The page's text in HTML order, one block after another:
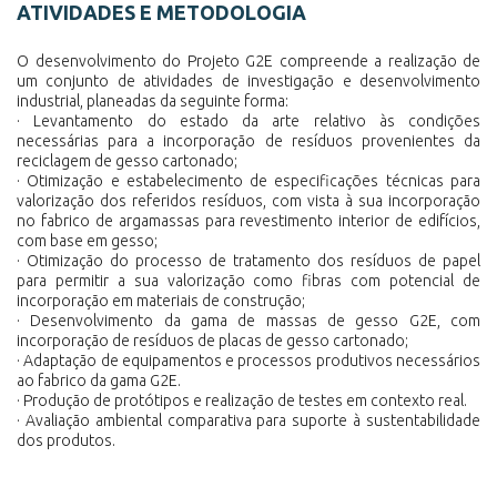
ATIVIDADES E METODOLOGIA
O desenvolvimento do Projeto G2E compreende a realização de
um conjunto de atividades de investigação e desenvolvimento
industrial, planeadas da seguinte forma:
· Levantamento do estado da arte relativo às condições
necessárias para a incorporação de resíduos provenientes da
reciclagem de gesso cartonado;
· Otimização e estabelecimento de especificações técnicas para
valorização dos referidos resíduos, com vista à sua incorporação
no fabrico de argamassas para revestimento interior de edifícios,
com base em gesso;
· Otimização do processo de tratamento dos resíduos de papel
para permitir a sua valorização como fibras com potencial de
incorporação em materiais de construção;
· Desenvolvimento da gama de massas de gesso G2E, com
incorporação de resíduos de placas de gesso cartonado;
· Adaptação de equipamentos e processos produtivos necessários
ao fabrico da gama G2E.
· Produção de protótipos e realização de testes em contexto real.
· Avaliação ambiental comparativa para suporte à sustentabilidade
dos produtos.